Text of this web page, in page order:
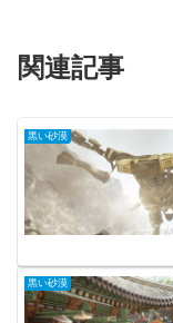
関連記事
黒い砂漠
黒い砂漠